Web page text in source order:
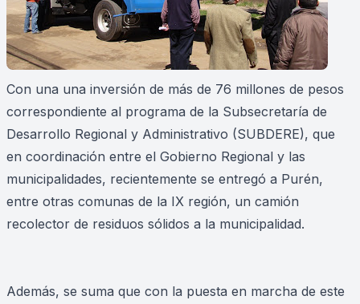
Con una una inversión de más de 76 millones de pesos
correspondiente al programa de la Subsecretaría de
Desarrollo Regional y Administrativo (SUBDERE), que
en coordinación entre el Gobierno Regional y las
municipalidades, recientemente se entregó a Purén,
entre otras comunas de la IX región, un camión
recolector de residuos sólidos a la municipalidad.
Además, se suma que con la puesta en marcha de este